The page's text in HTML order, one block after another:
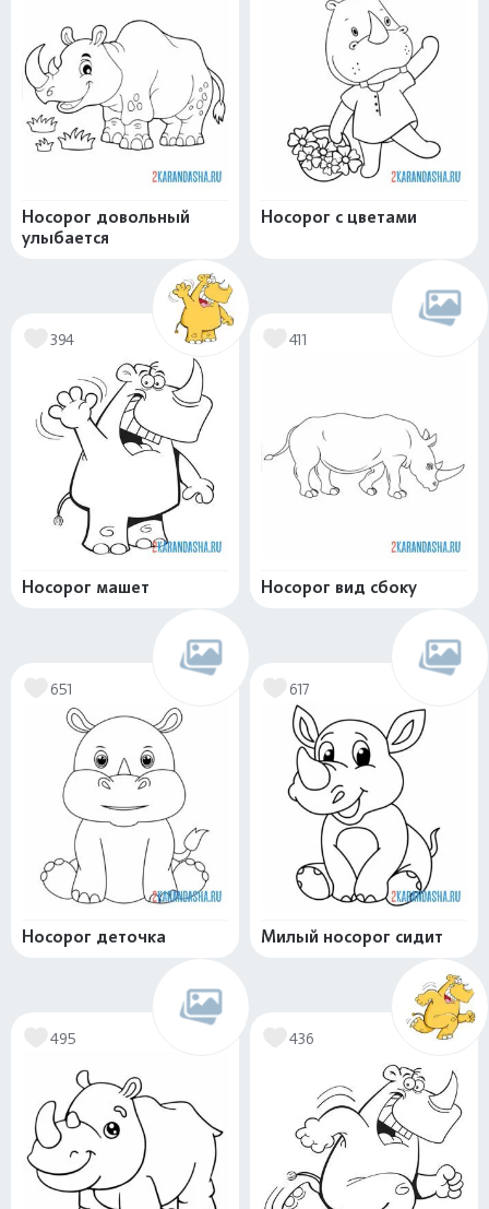
Носорог довольный
улыбается
Носорог с цветами
394
Носорог машет
411
Носорог вид сбоку
651
Носорог деточка
617
Милый носорог сидит
495 436